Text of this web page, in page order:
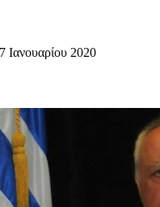
Ιανουαρίου 2020